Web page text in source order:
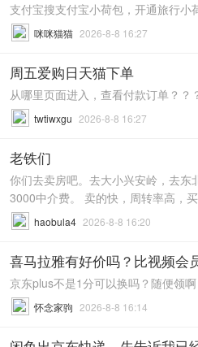
支付宝搜支付宝小荷包，开通旅行小
咪咪猫猫 2026-8-8 16:27
周五爱购日天猫下单
从哪里页面进入，查看付款订单？？
twtiwxgu 2026-8-8 16:27
老铁们
你们去卖房吧。去大小兴安岭，去
3000中介费。 卖的快，周转率高，
haobula4 2026-8-8 16:20
喜马拉雅有好价吗？比视频会
京东plus不是1分可以换吗？随便领啊
怀念家驹 2026-8-8 16:14